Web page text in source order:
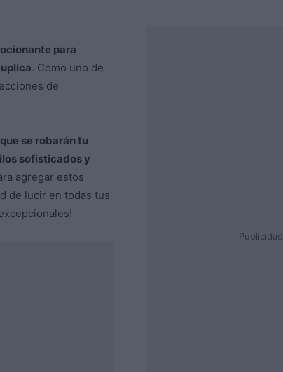
para
. Como uno de
de
se robarán tu
sofisticados y
agregar estos
de lucir en todas tus
Publicidad